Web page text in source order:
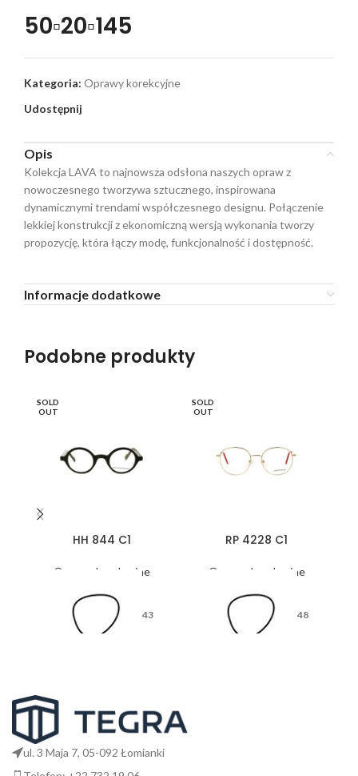
50▫20▫145
Kategoria: Oprawy korekcyjne
Udostępnij
Opis
Kolekcja LAVA to najnowsza odsłona naszych opraw z
nowoczesnego tworzywa sztucznego, inspirowana
dynamicznymi trendami współczesnego designu. Połączenie
lekkiej konstrukcji z ekonomiczną wersją wykonania tworzy
propozycję, która łączy modę, funkcjonalność i dostępność.
Informacje dodatkowe
Podobne produkty
SOLD
OUT
HH 844 C1
Oprawy korekcyjne
43
26
SOLD
OUT
RP 4228 C1
Oprawy korekcyjne
48
ul. 3 Maja 7, 05-092 Łomianki